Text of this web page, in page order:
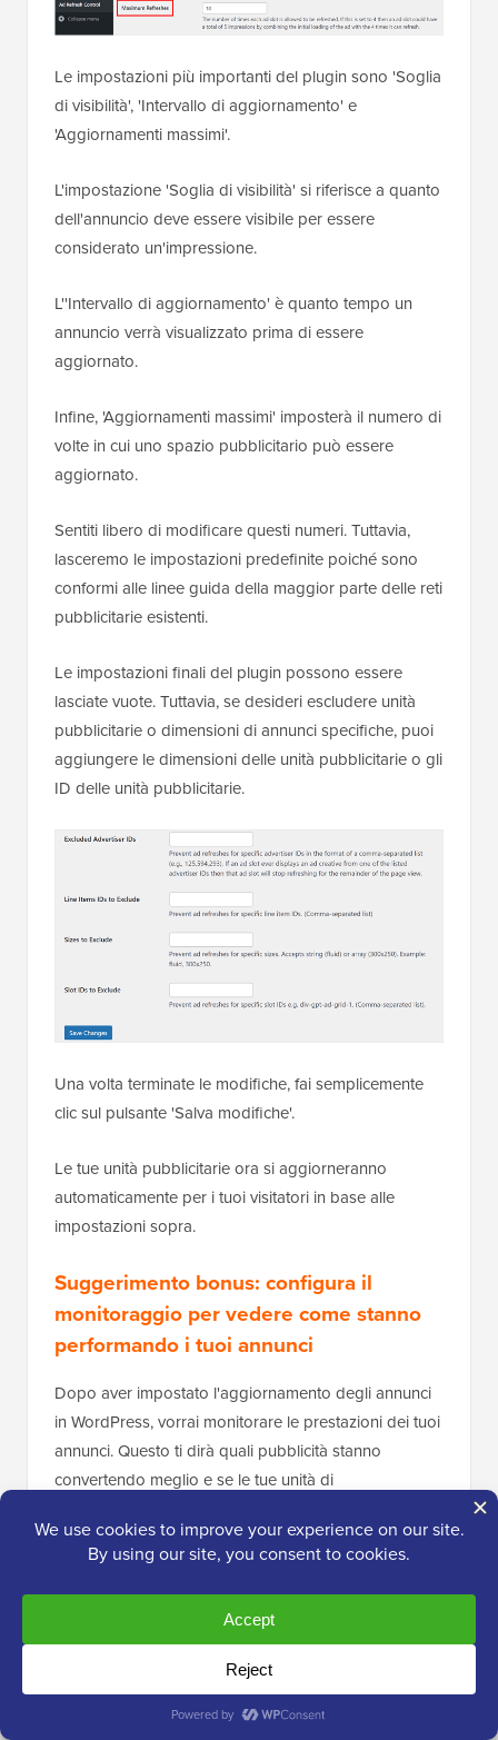
Le impostazioni più importanti del plugin sono 'Soglia
di visibilità', 'Intervallo di aggiornamento' e
'Aggiornamenti massimi'.
L'impostazione 'Soglia di visibilità' si riferisce a quanto
dell'annuncio deve essere visibile per essere
considerato un'impressione.
L''Intervallo di aggiornamento' è quanto tempo un
annuncio verrà visualizzato prima di essere
aggiornato.
Infine, 'Aggiornamenti massimi' imposterà il numero di
volte in cui uno spazio pubblicitario può essere
aggiornato.
Sentiti libero di modificare questi numeri. Tuttavia,
lasceremo le impostazioni predefinite poiché sono
conformi alle linee guida della maggior parte delle reti
pubblicitarie esistenti.
Le impostazioni finali del plugin possono essere
lasciate vuote. Tuttavia, se desideri escludere unità
pubblicitarie o dimensioni di annunci specifiche, puoi
aggiungere le dimensioni delle unità pubblicitarie o gli
ID delle unità pubblicitarie.
Una volta terminate le modifiche, fai semplicemente
clic sul pulsante 'Salva modifiche'.
Le tue unità pubblicitarie ora si aggiorneranno
automaticamente per i tuoi visitatori in base alle
impostazioni sopra.
Suggerimento bonus: configura il
monitoraggio per vedere come stanno
performando i tuoi annunci
Dopo aver impostato l'aggiornamento degli annunci
in WordPress, vorrai monitorare le prestazioni dei tuoi
annunci. Questo ti dirà quali pubblicità stanno
convertendo meglio e se le tue unità di
impressioni.
Il modo migliore per farlo è utilizzareGoogle
. Detto questo, la configurazione manuale
può sembrare intimidatoria per i principianti.
Ecco perché consigliamo di utilizzare